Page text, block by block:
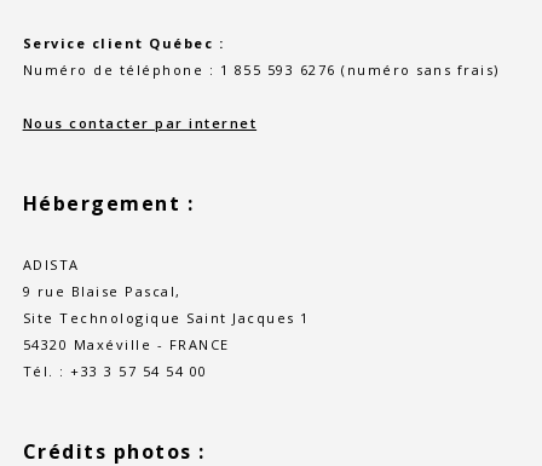
Service client Québec :
Numéro de téléphone : 1 855 593 6276 (numéro sans frais)
Nous contacter par internet
Hébergement :
ADISTA
9 rue Blaise Pascal,
Site Technologique Saint Jacques 1
54320 Maxéville - FRANCE
Tél. : +33 3 57 54 54 00
Crédits photos :